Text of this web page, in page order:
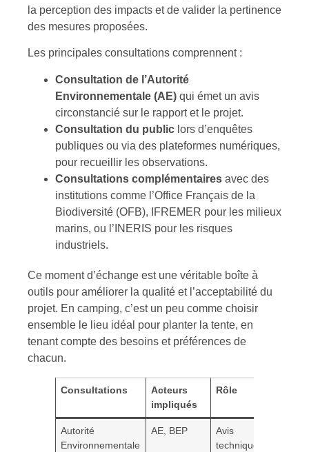
la perception des impacts et de valider la pertinence
des mesures proposées.
Les principales consultations comprennent :
Consultation de l’Autorité
Environnementale (AE) qui émet un avis
circonstancié sur le rapport et le projet.
Consultation du public lors d’enquêtes
publiques ou via des plateformes numériques,
pour recueillir les observations.
Consultations complémentaires avec des
institutions comme l’Office Français de la
Biodiversité (OFB), IFREMER pour les milieux
marins, ou l’INERIS pour les risques
industriels.
Ce moment d’échange est une véritable boîte à
outils pour améliorer la qualité et l’acceptabilité du
projet. En camping, c’est un peu comme choisir
ensemble le lieu idéal pour planter la tente, en
tenant compte des besoins et préférences de
chacun.
Consultations
Acteurs
impliqués
Rôle
Autorité
Environnementale
AE, BEP
Avis
technique et